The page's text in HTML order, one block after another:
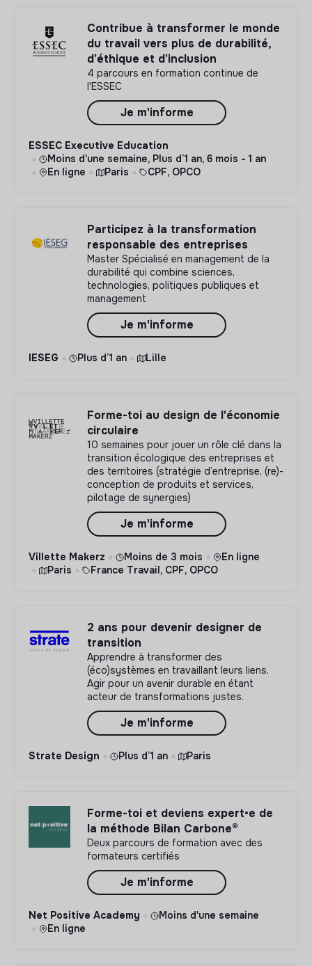
Contribue à transformer le monde
du travail vers plus de durabilité,
d’éthique et d’inclusion
4 parcours en formation continue de
l'ESSEC
Je m'informe
ESSEC Executive Education
Moins d'une semaine, Plus d’1 an, 6 mois - 1 an
En ligne
Paris CPF, OPCO
Participez à la transformation
responsable des entreprises
Master Spécialisé en management de la
durabilité qui combine sciences,
technologies, politiques publiques et
management
Je m'informe
IESEG Plus d’1 an Lille
Forme-toi au design de l'économie
circulaire
10 semaines pour jouer un rôle clé dans la
transition écologique des entreprises et
des territoires (stratégie d’entreprise, (re)-
conception de produits et services,
pilotage de synergies)
Je m'informe
Villette Makerz Moins de 3 mois
En ligne
Paris
France Travail, CPF, OPCO
2 ans pour devenir designer de
transition
Apprendre à transformer des
(éco)systèmes en travaillant leurs liens.
Agir pour un avenir durable en étant
acteur de transformations justes.
Je m'informe
Strate Design Plus d’1 an Paris
Forme-toi et deviens expert•e de
la méthode Bilan Carbone®
Deux parcours de formation avec des
formateurs certifiés
Je m'informe
Net Positive Academy
Moins d'une semaine
En ligne